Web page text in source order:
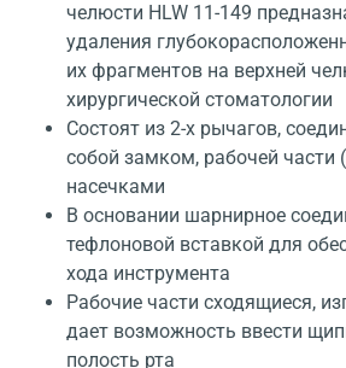
челюсти HLW 11-149
удаления
их фрагментов на верхней
хирургической стоматологии
Состоят из 2-х рычагов,
собой замком, рабочей части
насечками
В основании шарнирное
тефлоновой вставкой для
хода инструмента
Рабочие части сходящиеся,
дает возможность ввести
полость рта